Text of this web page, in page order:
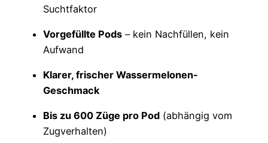
Suchtfaktor
Vorgefüllte Pods – kein Nachfüllen, kein
Aufwand
Klarer, frischer Wassermelonen-
Geschmack
Bis zu 600 Züge pro Pod (abhängig vom
Zugverhalten)